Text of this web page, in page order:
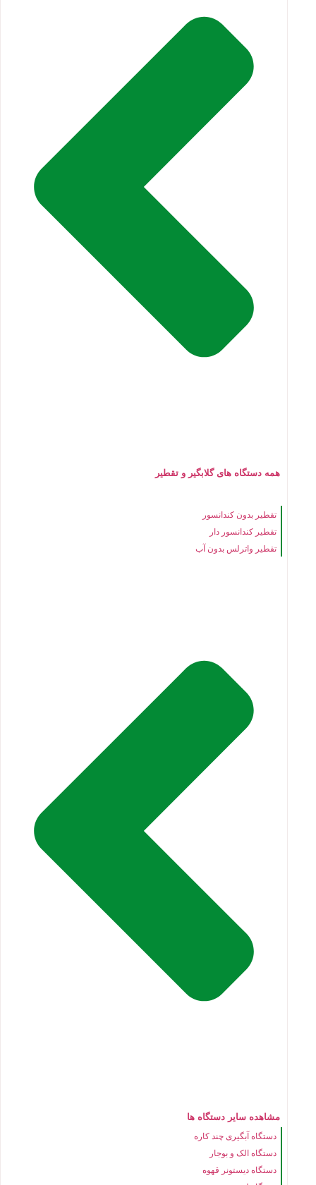
همه دستگاه های گلابگیر و تقطیر
تقطیر بدون کندانسور
تقطیر کندانسور دار
تقطیر واترلس بدون آب
مشاهده سایر دستگاه ها
دستگاه آبگیری چند کاره
دستگاه الک و بوجار
دستگاه دیستونر قهوه